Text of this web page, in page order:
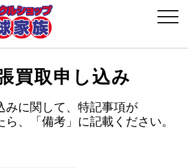
買取申し込み
みに関して、 特記事項が
、
「備考」に記載ください。